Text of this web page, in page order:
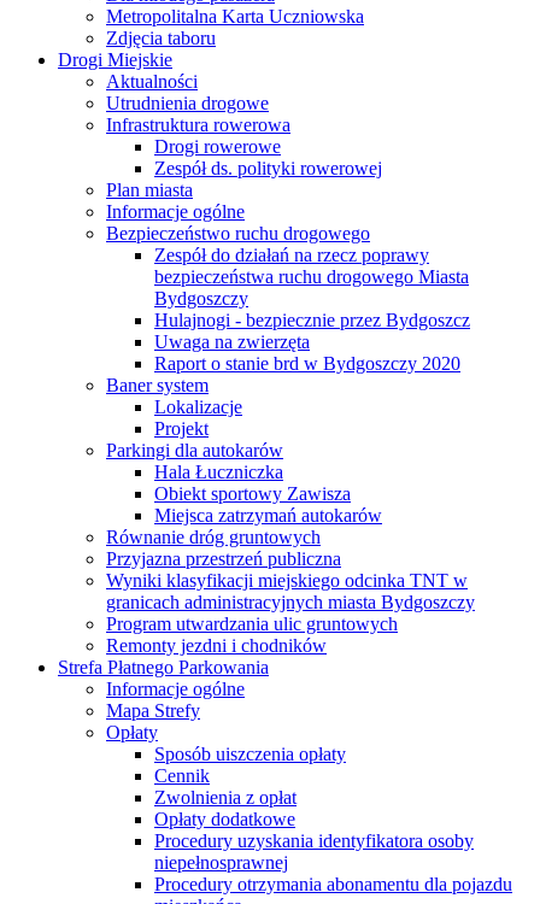
Metropolitalna Karta Uczniowska
Zdjęcia taboru
Drogi Miejskie
Aktualności
Utrudnienia drogowe
Infrastruktura rowerowa
Drogi rowerowe
Zespół ds. polityki rowerowej
Plan miasta
Informacje ogólne
Bezpieczeństwo ruchu drogowego
Zespół do działań na rzecz poprawy
bezpieczeństwa ruchu drogowego Miasta
Bydgoszczy
Hulajnogi - bezpiecznie przez Bydgoszcz
Uwaga na zwierzęta
Raport o stanie brd w Bydgoszczy 2020
Baner system
Lokalizacje
Projekt
Parkingi dla autokarów
Hala Łuczniczka
Obiekt sportowy Zawisza
Miejsca zatrzymań autokarów
Równanie dróg gruntowych
Przyjazna przestrzeń publiczna
Wyniki klasyfikacji miejskiego odcinka TNT w
granicach administracyjnych miasta Bydgoszczy
Program utwardzania ulic gruntowych
Remonty jezdni i chodników
Strefa Płatnego Parkowania
Informacje ogólne
Mapa Strefy
Opłaty
Sposób uiszczenia opłaty
Cennik
Zwolnienia z opłat
Opłaty dodatkowe
Procedury uzyskania identyfikatora osoby
niepełnosprawnej
Procedury otrzymania abonamentu dla pojazdu